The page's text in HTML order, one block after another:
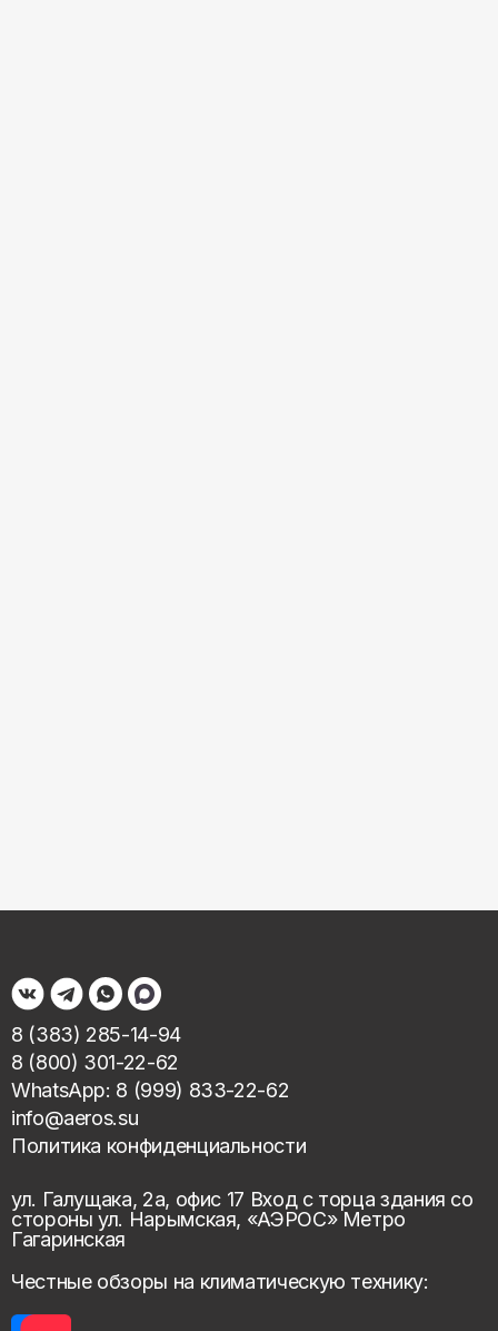
8 (383) 285-14-94
8 (800) 301-22-62
WhatsApp: 8 (999) 833-22-62
info@aeros.su
Политика конфиденциальности
ул. Галущака, 2а, офис 17 Вход с торца здания со
стороны ул. Нарымская, «АЭРОС» Метро
Гагаринская
Честные обзоры на климатическую технику: